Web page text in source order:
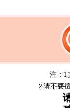
注：
2.请不要